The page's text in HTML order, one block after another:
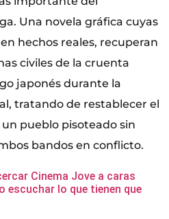
Una novela gráfica cuyas
hechos reales, recuperan
civiles de la cruenta
japonés durante la
tratando de restablecer el
pueblo pisoteado sin
bandos en conflicto.
Cinema Jove a caras
escuchar lo que tienen que